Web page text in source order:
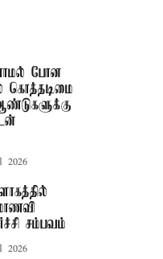
போன
கொத்தடிமை
2026
சம்பவம்
2026